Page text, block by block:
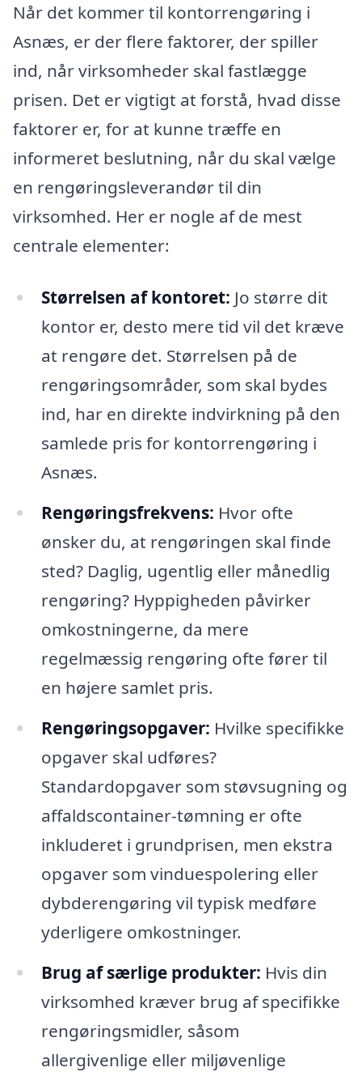
Når det kommer til kontorrengøring i
Asnæs, er der flere faktorer, der spiller
ind, når virksomheder skal fastlægge
prisen. Det er vigtigt at forstå, hvad disse
faktorer er, for at kunne træffe en
informeret beslutning, når du skal vælge
en rengøringsleverandør til din
virksomhed. Her er nogle af de mest
centrale elementer:
Størrelsen af kontoret: Jo større dit
kontor er, desto mere tid vil det kræve
at rengøre det. Størrelsen på de
rengøringsområder, som skal bydes
ind, har en direkte indvirkning på den
samlede pris for kontorrengøring i
Asnæs.
Rengøringsfrekvens: Hvor ofte
ønsker du, at rengøringen skal finde
sted? Daglig, ugentlig eller månedlig
rengøring? Hyppigheden påvirker
omkostningerne, da mere
regelmæssig rengøring ofte fører til
en højere samlet pris.
Rengøringsopgaver: Hvilke specifikke
opgaver skal udføres?
Standardopgaver som støvsugning og
affaldscontainer-tømning er ofte
inkluderet i grundprisen, men ekstra
opgaver som vinduespolering eller
dybderengøring vil typisk medføre
yderligere omkostninger.
Brug af særlige produkter: Hvis din
virksomhed kræver brug af specifikke
rengøringsmidler, såsom
allergivenlige eller miljøvenlige